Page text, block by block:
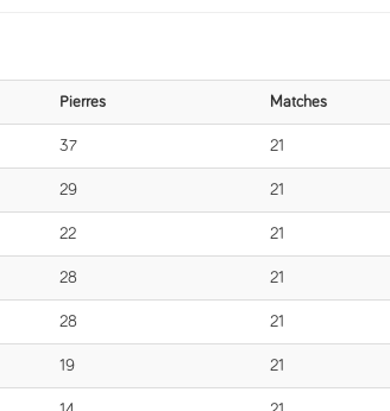
Pierres Matches
37 21
29 21
22 21
28 21
28 21
19 21